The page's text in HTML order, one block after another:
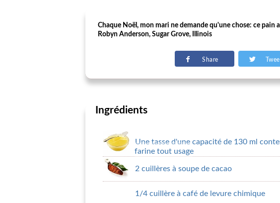
Chaque Noël, mon mari ne demande qu'une chose: ce pain
Robyn Anderson, Sugar Grove, Illinois
Share
Ingrédients
Une tasse d'une capacité de 130 ml
farine tout usage
2 cuillères à soupe de cacao
1/4 cuillère à café de levure chimique